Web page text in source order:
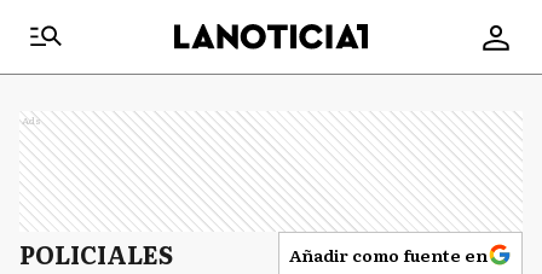
Ads
POLICIALES Añadir como fuente en